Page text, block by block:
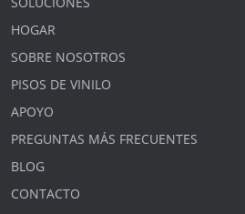
HOGAR
SOBRE NOSOTROS
PISOS DE VINILO
APOYO
PREGUNTAS MÁS FRECUENTES
BLOG
CONTACTO